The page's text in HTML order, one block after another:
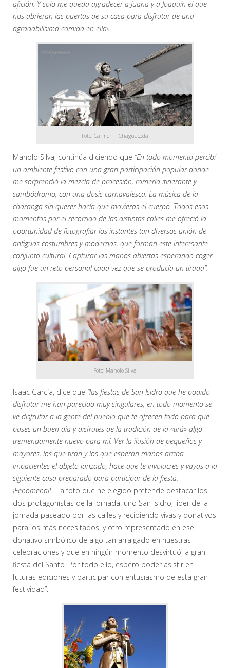
afición. Y solo me queda agradecer a Juana y a Joaquín el que
nos abrieran las puertas de su casa para disfrutar de una
agradabilísima comida en ella».
Foto: Carmen T Chaguaceda
Manolo Silva, continúa diciendo que “En todo momento percibí
un ambiente festivo con una gran participación popular donde
me sorprendió la mezcla de procesión, romería itinerante y
sambódromo, con una dosis carnavalesca. La música de la
charanga sin querer hacía que movieras el cuerpo. Todos esos
momentos por el recorrido de las distintas calles me ofreció la
oportunidad de fotografiar los instantes tan diversos unión de
antiguas costumbres y modernas, que forman este interesante
conjunto cultural. Capturar las manos abiertas esperando coger
algo fue un reto personal cada vez que se producía un tirada”.
Foto: Manolo Silva
Isaac García, dice que “las fiestas de San Isidro que he podido
disfrutar me han parecido muy singulares, en todo momento se
ve disfrutar a la gente del pueblo que te ofrecen todo para que
pases un buen día y disfrutes de la tradición de la «tirá» algo
tremendamente nuevo para mí. Ver la ilusión de pequeños y
mayores, los que tiran y los que esperan manos arriba
impacientes el objeto lanzado, hace que te involucres y vayas a la
siguiente casa preparado para participar de la fiesta.
¡Fenomenal!. La foto que he elegido pretende destacar los
dos protagonistas de la jornada: uno San Isidro, líder de la
jornada paseado por las calles y recibiendo vivas y donativos
para los más necesitados, y otro representado en ese
donativo simbólico de algo tan arraigado en nuestras
celebraciones y que en ningún momento desvirtuó la gran
fiesta del Santo. Por todo ello, espero poder asistir en
futuras ediciones y participar con entusiasmo de esta gran
festividad”.